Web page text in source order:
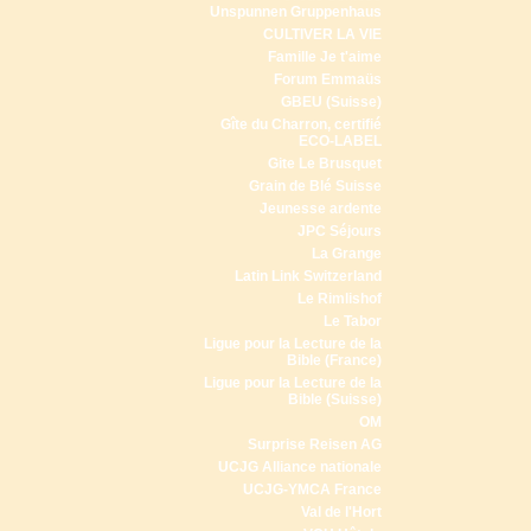
Unspunnen Gruppenhaus
CULTIVER LA VIE
Famille Je t'aime
Forum Emmaüs
GBEU (Suisse)
Gîte du Charron, certifié
ECO-LABEL
Gite Le Brusquet
Grain de Blé Suisse
Jeunesse ardente
JPC Séjours
La Grange
Latin Link Switzerland
Le Rimlishof
Le Tabor
Ligue pour la Lecture de la
Bible (France)
Ligue pour la Lecture de la
Bible (Suisse)
OM
Surprise Reisen AG
UCJG Alliance nationale
UCJG-YMCA France
Val de l'Hort